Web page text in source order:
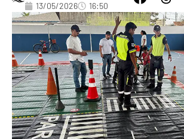
13/05/2026 16:50